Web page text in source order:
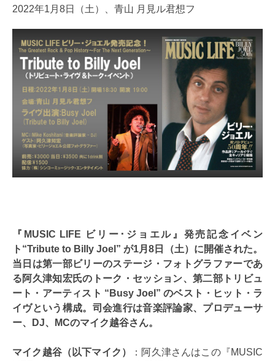
2022年1月8日（土）、青山 月見ル君想フ
『MUSIC LIFE ビリー･ジョエル』発売記念イベン
ト“Tribute to Billy Joel” が1月8日（土）に開催された。
当日は第一部ビリーのステージ・フォトグラファーであ
る阿久津知宏氏のトーク・セッション、第二部トリビュ
ート・アーティスト “Busy Joel” のベスト・ヒット・ラ
イヴという構成。司会進行は音楽評論家、プロデューサ
ー、DJ、MCのマイク越谷さん。
マイク越谷（以下マイク）
：阿久津さんはこの『MUSIC